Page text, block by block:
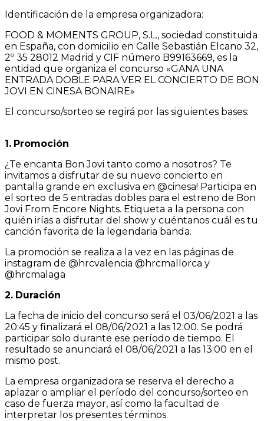
Identificación de la empresa organizadora:
FOOD & MOMENTS GROUP, S.L., sociedad constituida
en España, con domicilio en Calle Sebastián Elcano 32,
2º 35 28012 Madrid y CIF número B99163669, es la
entidad que organiza el concurso «GANA UNA
ENTRADA DOBLE PARA VER EL CONCIERTO DE BON
JOVI EN CINESA BONAIRE»
El concurso/sorteo se regirá por las siguientes bases:
1. Promoción
¿Te encanta Bon Jovi tanto como a nosotros? Te
invitamos a disfrutar de su nuevo concierto en
pantalla grande en exclusiva en @cinesa! Participa en
el sorteo de 5 entradas dobles para el estreno de Bon
Jovi From Encore Nights. Etiqueta a la persona con
quién irías a disfrutar del show y cuéntanos cuál es tu
canción favorita de la legendaria banda.
La promoción se realiza a la vez en las páginas de
instagram de @hrcvalencia @hrcmallorca y
@hrcmalaga
2. Duración
La fecha de inicio del concurso será el 03/06/2021 a las
20:45 y finalizará el 08/06/2021 a las 12:00. Se podrá
participar solo durante ese período de tiempo. El
resultado se anunciará el 08/06/2021 a las 13:00 en el
mismo post.
La empresa organizadora se reserva el derecho a
aplazar o ampliar el período del concurso/sorteo en
caso de fuerza mayor, así como la facultad de
interpretar los presentes términos.